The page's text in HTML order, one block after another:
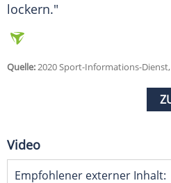
lockern."
Quelle:2020 Sport-Informations-
Video
Empfohlener externer Inhalt: